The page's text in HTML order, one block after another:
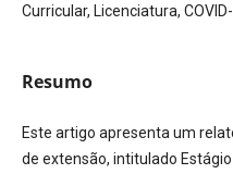
Curricular, Licenciatura,
Resumo
Este artigo apresenta um
de extensão, intitulado